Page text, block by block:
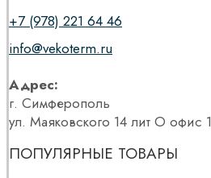
+7 (978) 221 64 46
info@vekoterm.ru
Адрес:
г. Симферополь
ул. Маяковского 14 лит О офис 1
ПОПУЛЯРНЫЕ ТОВАРЫ